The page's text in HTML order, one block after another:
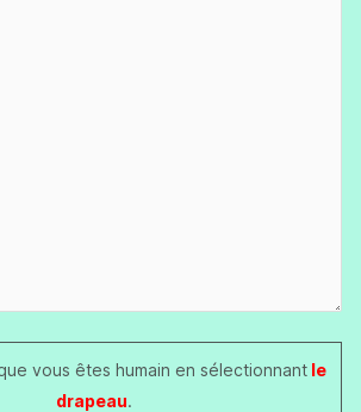
vous êtes humain en sélectionnantle
drapeau.